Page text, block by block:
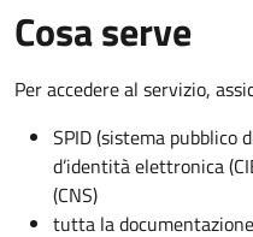
Cosa serve
Per accedere al servizio,
SPID (sistema pubblico
d’identità elettronica
(CNS)
tutta la